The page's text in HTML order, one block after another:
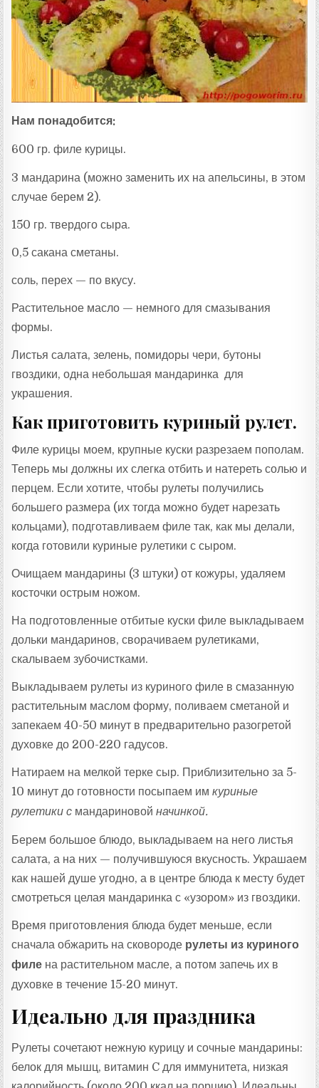
Нам понадобится:
600 гр. филе курицы.
3 мандарина (можно заменить их на апельсины, в этом
случае берем 2).
150 гр. твердого сыра.
0,5 сакана сметаны.
соль, перех — по вкусу.
Растительное масло — немного для смазывания
формы.
Листья салата, зелень, помидоры чери, бутоны
гвоздики, одна небольшая мандаринка для
украшения.
Как приготовить куриный рулет.
Филе курицы моем, крупные куски разрезаем пополам.
Теперь мы должны их слегка отбить и натереть солью и
перцем. Если хотите, чтобы рулеты получились
большего размера (их тогда можно будет нарезать
кольцами), подготавливаем филе так, как мы делали,
когда готовили куриные рулетики с сыром.
Очищаем мандарины (3 штуки) от кожуры, удаляем
косточки острым ножом.
На подготовленные отбитые куски филе выкладываем
дольки мандаринов, сворачиваем рулетиками,
скалываем зубочистками.
Выкладываем рулеты из куриного филе в смазанную
растительным маслом форму, поливаем сметаной и
запекаем 40-50 минут в предварительно разогретой
духовке до 200-220 гадусов.
Натираем на мелкой терке сыр. Приблизительно за 5-
10 минут до готовности посыпаем имкуриные
рулетики с мандариновойначинкой.
Берем большое блюдо, выкладываем на него листья
салата, а на них — получившуюся вкусность. Украшаем
как нашей душе угодно, а в центре блюда к месту будет
смотреться целая мандаринка с «узором» из гвоздики.
Время приготовления блюда будет меньше, если
сначала обжарить на сковороде рулеты из куриного
филе на растительном масле, а потом запечь их в
духовке в течение 15-20 минут.
Идеально для праздника
Рулеты сочетают нежную курицу и сочные мандарины:
белок для мышц, витамин C для иммунитета, низкая